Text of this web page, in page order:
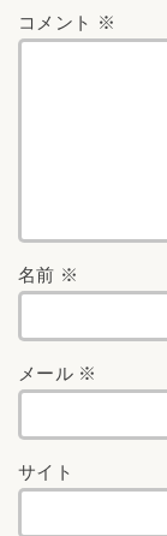
コメント ※
名前 ※
メール ※
サイト